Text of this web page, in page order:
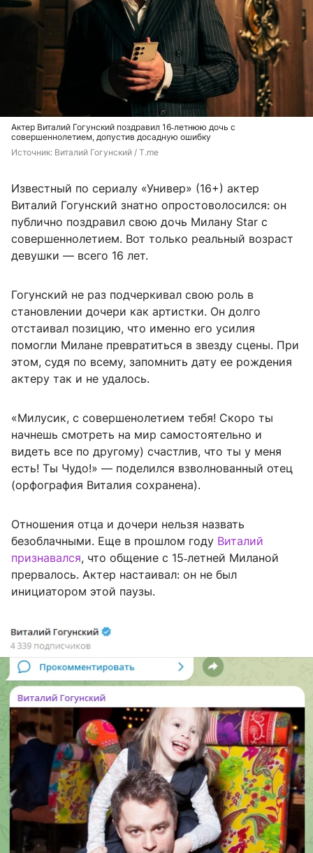
Актер Виталий Гогунский поздравил 16‑летнюю дочь с
совершеннолетием, допустив досадную ошибку
Источник: Виталий Гогунский / T.me
Известный по сериалу «Универ» (16+) актер
Виталий Гогунский знатно опростоволосился: он
публично поздравил свою дочь Милану Star с
совершеннолетием. Вот только реальный возраст
девушки — всего 16 лет.
Гогунский не раз подчеркивал свою роль в
становлении дочери как артистки. Он долго
отстаивал позицию, что именно его усилия
помогли Милане превратиться в звезду сцены. При
этом, судя по всему, запомнить дату ее рождения
актеру так и не удалось.
«Милусик, с совершенолетием тебя! Скоро ты
начнешь смотреть на мир самостоятельно и
видеть все по другому) счастлив, что ты у меня
есть! Ты Чудо!» — поделился взволнованный отец
(орфография Виталия сохранена).
Отношения отца и дочери нельзя назвать
безоблачными. Еще в прошлом году Виталий
признавался, что общение с 15‑летней Миланой
прервалось. Актер настаивал: он не был
инициатором этой паузы.